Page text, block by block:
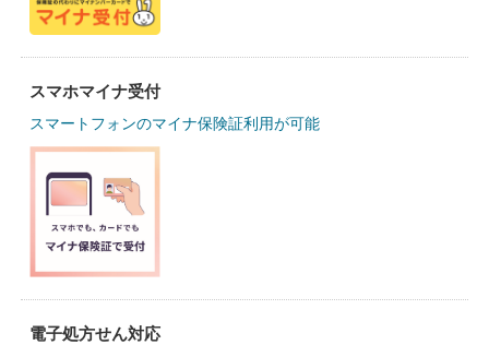
スマホマイナ受付
スマートフォンのマイナ保険証利用が可能
電子処方せん対応